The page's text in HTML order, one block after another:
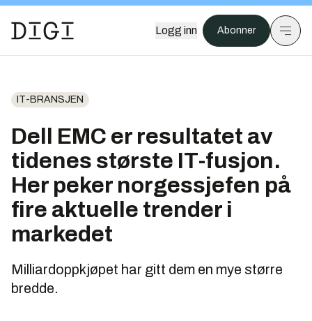
Logg inn Abonner
IT-BRANSJEN
Dell EMC er resultatet av
tidenes største IT-fusjon.
Her peker norgessjefen på
fire aktuelle trender i
markedet
Milliardoppkjøpet har gitt dem en mye større
bredde.